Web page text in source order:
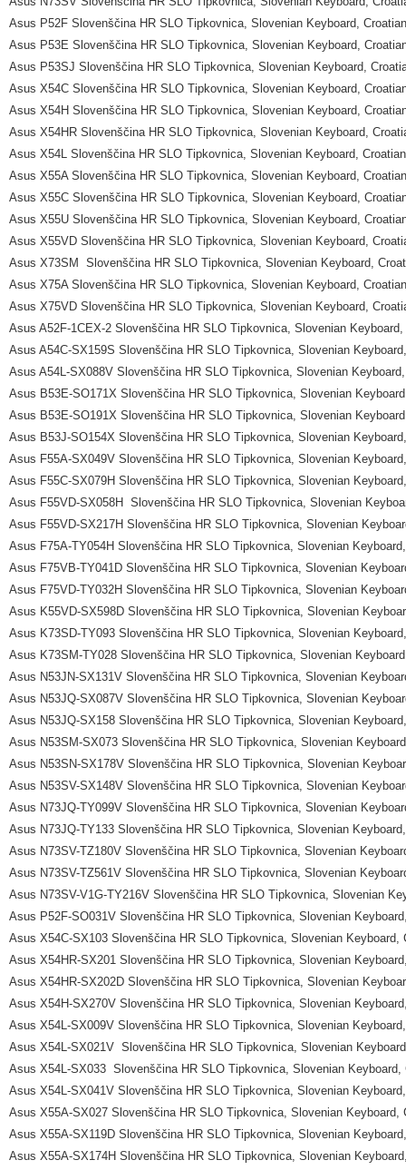
Asus P52F Slovenščina HR SLO Tipkovnica, Slovenian Keyboard,
Asus P53E Slovenščina HR SLO Tipkovnica, Slovenian Keyboard,
Asus P53SJ Slovenščina HR SLO Tipkovnica, Slovenian Keyboard,
Asus X54C Slovenščina HR SLO Tipkovnica, Slovenian Keyboard,
Asus X54H Slovenščina HR SLO Tipkovnica, Slovenian Keyboard,
Asus X54HR Slovenščina HR SLO Tipkovnica, Slovenian Keyboard,
Asus X54L Slovenščina HR SLO Tipkovnica, Slovenian Keyboard,
Asus X55A Slovenščina HR SLO Tipkovnica, Slovenian Keyboard,
Asus X55C Slovenščina HR SLO Tipkovnica, Slovenian Keyboard,
Asus X55U Slovenščina HR SLO Tipkovnica, Slovenian Keyboard,
Asus X55VD Slovenščina HR SLO Tipkovnica, Slovenian Keyboard,
Asus X73SM Slovenščina HR SLO Tipkovnica, Slovenian Keyboard,
Asus X75A Slovenščina HR SLO Tipkovnica, Slovenian Keyboard,
Asus X75VD Slovenščina HR SLO Tipkovnica, Slovenian Keyboard,
Asus A52F-1CEX-2 Slovenščina HR SLO Tipkovnica, Slovenian
Asus A54C-SX159S Slovenščina HR SLO Tipkovnica, Slovenian
Asus A54L-SX088V Slovenščina HR SLO Tipkovnica, Slovenian
Asus B53E-SO171X Slovenščina HR SLO Tipkovnica, Slovenian
Asus B53E-SO191X Slovenščina HR SLO Tipkovnica, Slovenian
Asus B53J-SO154X Slovenščina HR SLO Tipkovnica, Slovenian
Asus F55A-SX049V Slovenščina HR SLO Tipkovnica, Slovenian
Asus F55C-SX079H Slovenščina HR SLO Tipkovnica, Slovenian
Asus F55VD-SX058H Slovenščina HR SLO Tipkovnica, Slovenian
Asus F55VD-SX217H Slovenščina HR SLO Tipkovnica, Slovenian
Asus F75A-TY054H Slovenščina HR SLO Tipkovnica, Slovenian
Asus F75VB-TY041D Slovenščina HR SLO Tipkovnica, Slovenian
Asus F75VD-TY032H Slovenščina HR SLO Tipkovnica, Slovenian
Asus K55VD-SX598D Slovenščina HR SLO Tipkovnica, Slovenian
Asus K73SD-TY093 Slovenščina HR SLO Tipkovnica, Slovenian
Asus K73SM-TY028 Slovenščina HR SLO Tipkovnica, Slovenian
Asus N53JN-SX131V Slovenščina HR SLO Tipkovnica, Slovenian
Asus N53JQ-SX087V Slovenščina HR SLO Tipkovnica, Slovenian
Asus N53JQ-SX158 Slovenščina HR SLO Tipkovnica, Slovenian
Asus N53SM-SX073 Slovenščina HR SLO Tipkovnica, Slovenian
Asus N53SN-SX178V Slovenščina HR SLO Tipkovnica, Slovenian
Asus N53SV-SX148V Slovenščina HR SLO Tipkovnica, Slovenian
Asus N73JQ-TY099V Slovenščina HR SLO Tipkovnica, Slovenian
Asus N73JQ-TY133 Slovenščina HR SLO Tipkovnica, Slovenian
Asus N73SV-TZ180V Slovenščina HR SLO Tipkovnica, Slovenian
Asus N73SV-TZ561V Slovenščina HR SLO Tipkovnica, Slovenian
Asus N73SV-V1G-TY216V Slovenščina HR SLO Tipkovnica, Slovenian
Asus P52F-SO031V Slovenščina HR SLO Tipkovnica, Slovenian
Asus X54C-SX103 Slovenščina HR SLO Tipkovnica, Slovenian Keyboard,
Asus X54HR-SX201 Slovenščina HR SLO Tipkovnica, Slovenian
Asus X54HR-SX202D Slovenščina HR SLO Tipkovnica, Slovenian
Asus X54H-SX270V Slovenščina HR SLO Tipkovnica, Slovenian
Asus X54L-SX009V Slovenščina HR SLO Tipkovnica, Slovenian
Asus X54L-SX021V Slovenščina HR SLO Tipkovnica, Slovenian
Asus X54L-SX033 Slovenščina HR SLO Tipkovnica, Slovenian Keyboard,
Asus X54L-SX041V Slovenščina HR SLO Tipkovnica, Slovenian
Asus X55A-SX027 Slovenščina HR SLO Tipkovnica, Slovenian Keyboard,
Asus X55A-SX119D Slovenščina HR SLO Tipkovnica, Slovenian
Asus X55A-SX174H Slovenščina HR SLO Tipkovnica, Slovenian